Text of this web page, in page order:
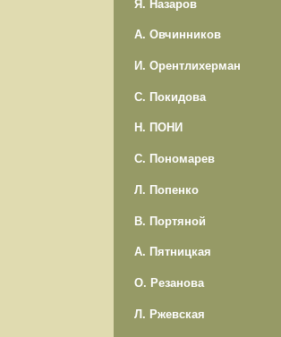
Я. Назаров
А. Овчинников
И. Орентлихерман
С. Покидова
Н. ПОНИ
С. Пономарев
Л. Попенко
В. Портяной
А. Пятницкая
О. Резанова
Л. Ржевская